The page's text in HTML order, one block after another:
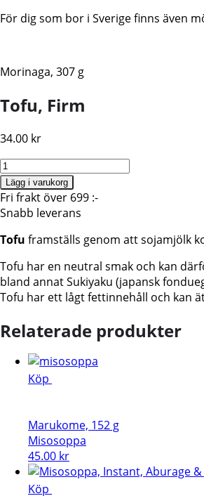
För dig som bor i Sverige finns även
Morinaga, 307 g
Tofu, Firm
34.00 kr
Tofu,
Morinaga,
Firm
349g
Lägg i varukorg
Fri frakt över 699 :-
Snabb leverans
Tofu framställs genom att sojamjölk
Tofu har en neutral smak och kan
bland annat Sukiyaku (japansk
Tofu har ett lågt fettinnehåll och kan
Relaterade produkter
Köp
Marukome, 152 g
Misosoppa
45.00 kr
Köp